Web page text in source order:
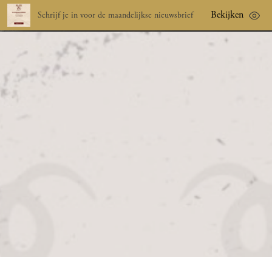
Schrijf je in voor de maandelijkse nieuwsbrief Bekijken
menu nl
TAPTRAINGINGEN